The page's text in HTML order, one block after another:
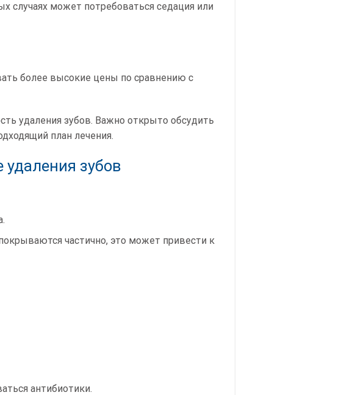
случаях может потребоваться седация или
более высокие цены по сравнению с
удаления зубов. Важно открыто обсудить
план лечения.
зубов
частично, это может привести к
антибиотики.